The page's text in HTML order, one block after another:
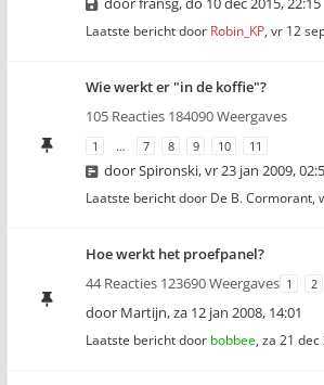
Laatste bericht door Robin_KP, vr 12
Wie werkt er "in de koffie"?
105 Reacties 184090 Weergaves
1 … 7 8 9 10 11
doorSpironski,vr 23 jan 2009,
Laatste bericht door De B. Cormorant,
Hoe werkt het proefpanel?
44 Reacties 123690 Weergaves 1 2
door Martijn,za 12 jan 2008, 14:01
Laatste bericht door bobbee, za 21 dec